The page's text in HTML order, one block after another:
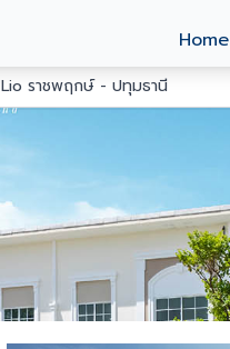
Home
Lio ราชพฤกษ์ - ปทุมธานี